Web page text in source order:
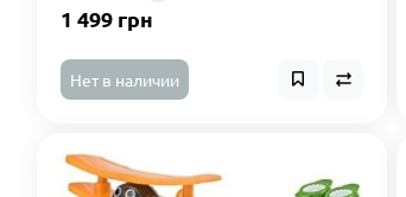
1 499 грн
Нет в наличии